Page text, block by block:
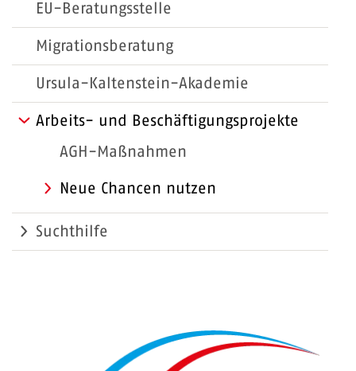
EU-Beratungsstelle
Migrationsberatung
Ursula-Kaltenstein-Akademie
Arbeits- und Beschäftigungsprojekte
AGH-Maßnahmen
Neue Chancen nutzen
Suchthilfe